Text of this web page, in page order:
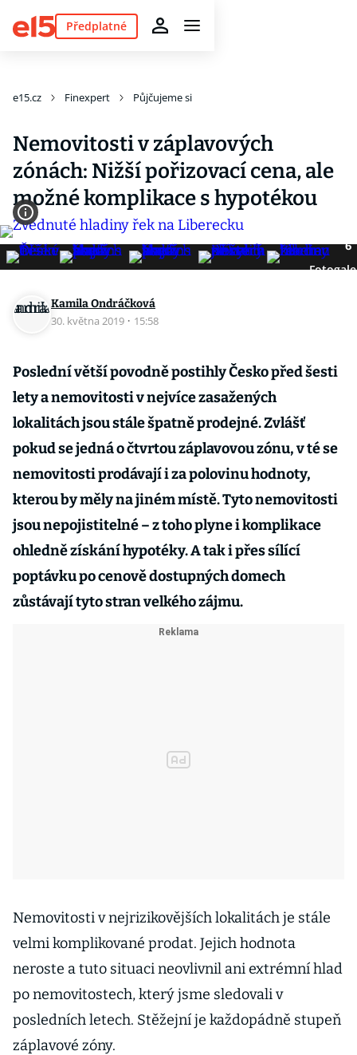
Předplatné
e15.cz Finexpert Půjčujeme si
Nemovitosti v záplavových
zónách: Nižší pořizovací cena, ale
možné komplikace s hypotékou
6
Kamila Ondráčková
30. května 2019 · 15:58
Poslední větší povodně postihly Česko před šesti
lety a nemovitosti v nejvíce zasažených
lokalitách jsou stále špatně prodejné. Zvlášť
pokud se jedná o čtvrtou záplavovou zónu, v té se
nemovitosti prodávají i za polovinu hodnoty,
kterou by měly na jiném místě. Tyto nemovitosti
jsou nepojistitelné – z toho plyne i komplikace
ohledně získání hypotéky. A tak i přes sílící
poptávku po cenově dostupných domech
zůstávají tyto stran velkého zájmu.
Nemovitosti v nejrizikovějších lokalitách je stále
velmi komplikované prodat. Jejich hodnota
neroste a tuto situaci neovlivnil ani extrémní hlad
po nemovitostech, který jsme sledovali v
posledních letech. Stěžejní je každopádně stupeň
záplavové zóny.